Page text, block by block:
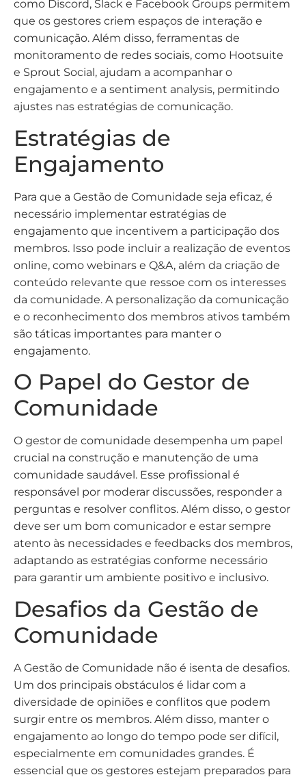
como Discord, Slack e Facebook Groups permitem
que os gestores criem espaços de interação e
comunicação. Além disso, ferramentas de
monitoramento de redes sociais, como Hootsuite
e Sprout Social, ajudam a acompanhar o
engajamento e a sentiment analysis, permitindo
ajustes nas estratégias de comunicação.
Estratégias de
Engajamento
Para que a Gestão de Comunidade seja eficaz, é
necessário implementar estratégias de
engajamento que incentivem a participação dos
membros. Isso pode incluir a realização de eventos
online, como webinars e Q&A, além da criação de
conteúdo relevante que ressoe com os interesses
da comunidade. A personalização da comunicação
e o reconhecimento dos membros ativos também
são táticas importantes para manter o
engajamento.
O Papel do Gestor de
Comunidade
O gestor de comunidade desempenha um papel
crucial na construção e manutenção de uma
comunidade saudável. Esse profissional é
responsável por moderar discussões, responder a
perguntas e resolver conflitos. Além disso, o gestor
deve ser um bom comunicador e estar sempre
atento às necessidades e feedbacks dos membros,
adaptando as estratégias conforme necessário
para garantir um ambiente positivo e inclusivo.
Desafios da Gestão de
Comunidade
A Gestão de Comunidade não é isenta de desafios.
Um dos principais obstáculos é lidar com a
diversidade de opiniões e conflitos que podem
surgir entre os membros. Além disso, manter o
engajamento ao longo do tempo pode ser difícil,
especialmente em comunidades grandes. É
essencial que os gestores estejam preparados para